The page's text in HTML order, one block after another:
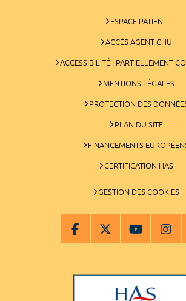
ESPACE PATIENT
ACCÈS AGENT CHU
ACCESSIBILITÉ : PARTIELLEMENT
MENTIONS LÉGALES
PROTECTION DES
PLAN DU SITE
FINANCEMENTS
CERTIFICATION HAS
GESTION DES COOKIES